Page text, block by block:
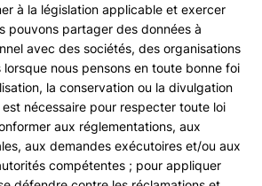
à la législation applicable et exercer
pouvons partager des données à
avec des sociétés, des organisations
nous pensons en toute bonne foi
la conservation ou la divulgation
nécessaire pour respecter toute loi
aux réglementations, aux
aux demandes exécutoires et/ou aux
compétentes ; pour appliquer